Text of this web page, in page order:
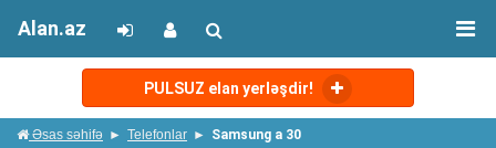
PULSUZ elan yerləşdir!
Alan.az
Əsas səhifə Telefonlar Samsung a 30